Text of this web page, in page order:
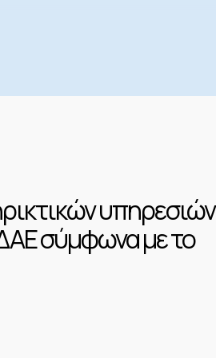
υπηρεσιών
σύμφωνα με το